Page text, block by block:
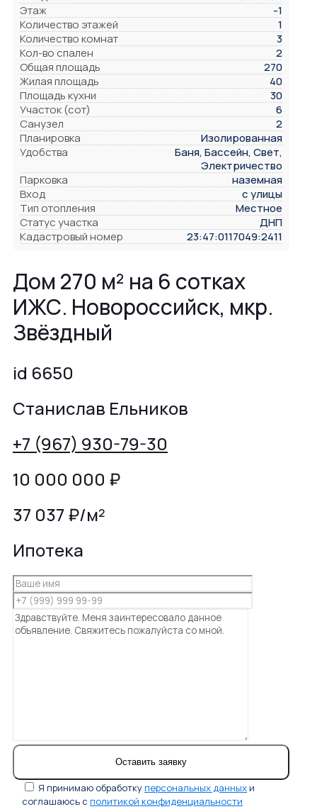
Этаж
-1
Количество этажей
1
Количество комнат
3
Кол-во спален
2
Общая площадь
270
Жилая площадь
40
Площадь кухни
30
Участок (сот)
6
Санузел
2
Планировка
Изолированная
Удобства
Баня, Бассейн, Свет,
Электричество
Парковка
наземная
Вход
с улицы
Тип отопления
Местное
Статус участка
ДНП
Кадастровый номер
23:47:0117049:2411
Дом 270 м² на 6 сотках
ИЖС. Новороссийск, мкр.
Звёздный
id 6650
Станислав Ельников
+7 (967) 930-79-30
10 000 000 ₽
37 037 ₽/м²
Ипотека
Я принимаю обработкуперсональных данных и
соглашаюсь с политикой конфиденциальности